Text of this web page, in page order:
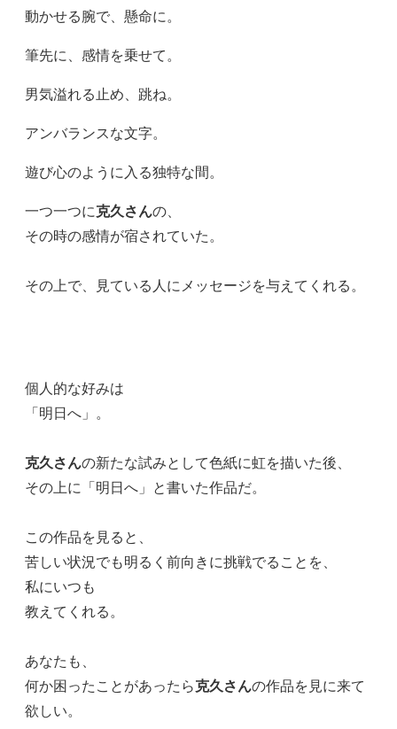
動かせる腕で、懸命に。
筆先に、感情を乗せて。
男気溢れる止め、跳ね。
アンバランスな文字。
遊び心のように入る独特な間。
一つ一つに克久さんの、
その時の感情が宿されていた。
その上で、見ている人にメッセージを与えてくれる。
個人的な好みは
「明日へ」。
克久さんの新たな試みとして色紙に虹を描いた後、
その上に「明日へ」と書いた作品だ。
この作品を見ると、
苦しい状況でも明るく前向きに挑戦でることを、
私にいつも
教えてくれる。
あなたも、
何か困ったことがあったら克久さんの作品を見に来て
欲しい。